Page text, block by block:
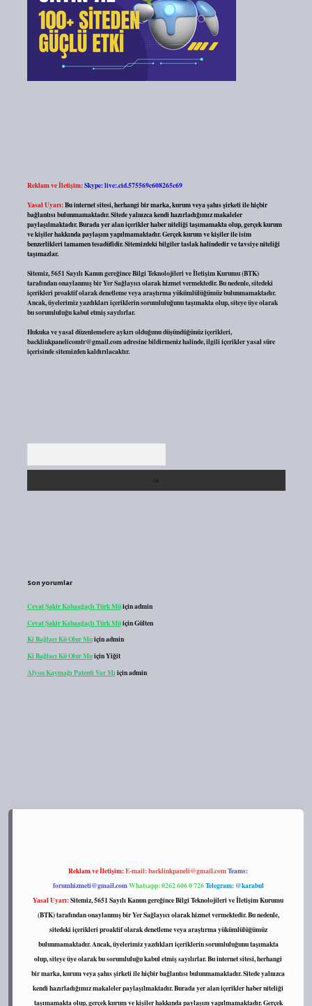
Reklam ve İletişim:Skype: live:.cid.575569c608265c69
Yasal Uyarı:Bu internet sitesi, herhangi bir marka, kurum veya şahıs şirketi ile hiçbir
bağlantısı bulunmamaktadır. Sitede yalnızca kendi hazırladığımız makaleler
paylaşılmaktadır. Burada yer alan içerikler haber niteliği taşımamakta olup, gerçek kurum
ve kişiler hakkında paylaşım yapılmamaktadır. Gerçek kurum ve kişiler ile isim
benzerlikleri tamamen tesadüfidir. Sitemizdeki bilgiler taslak halindedir ve tavsiye niteliği
taşımazlar.
Sitemiz, 5651 Sayılı Kanun gereğince Bilgi Teknolojileri ve İletişim Kurumu (BTK)
tarafından onaylanmış bir Yer Sağlayıcı olarak hizmet vermektedir. Bu nedenle, sitedeki
içerikleri proaktif olarak denetleme veya araştırma yükümlülüğümüz bulunmamaktadır.
Ancak, üyelerimiz yazdıkları içeriklerin sorumluluğunu taşımakta olup, siteye üye olarak
bu sorumluluğu kabul etmiş sayılırlar.
Hukuka ve yasal düzenlemelere aykırı olduğunu düşündüğünüz içerikleri,
backlinkpanelicomtr@gmail.comadresine bildirmeniz halinde, ilgili içerikler yasal süre
içerisinde sitemizden kaldırılacaktır.
Son yorumlar
Cevat Şakir Kabaağaçlı Türk Müiçinadmin
Cevat Şakir Kabaağaçlı Türk MüiçinGülten
Ki Bağlacı Kü Olur Muiçinadmin
Ki Bağlacı Kü Olur MuiçinYiğit
Afyon Kaymağı Patenti Var Mı içinadmin
Reklam ve İletişim:E-mail:backlinkpaneli@gmail.comTeams:
forumhizmeti@gmail.comWhatsapp: 0262 606 0 726Telegram: @karabul
Yasal Uyarı:Sitemiz, 5651 Sayılı Kanun gereğince Bilgi Teknolojileri ve İletişim Kurumu
(BTK) tarafından onaylanmış bir Yer Sağlayıcı olarak hizmet vermektedir. Bu nedenle,
sitedeki içerikleri proaktif olarak denetleme veya araştırma yükümlülüğümüz
bulunmamaktadır. Ancak, üyelerimiz yazdıkları içeriklerin sorumluluğunu taşımakta
olup, siteye üye olarak bu sorumluluğu kabul etmiş sayılırlar. Bu internet sitesi, herhangi
bir marka, kurum veya şahıs şirketi ile hiçbir bağlantısı bulunmamaktadır. Sitede yalnızca
kendi hazırladığımız makaleler paylaşılmaktadır. Burada yer alan içerikler haber niteliği
taşımamakta olup, gerçek kurum ve kişiler hakkında paylaşım yapılmamaktadır. Gerçek